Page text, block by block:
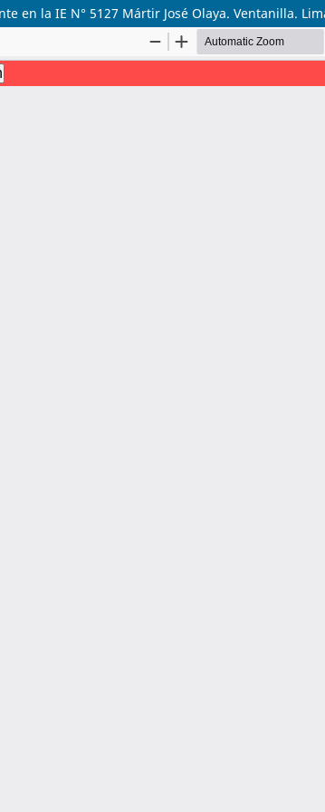
en la IE N° 5127 Mártir José Olaya. Ventanilla.